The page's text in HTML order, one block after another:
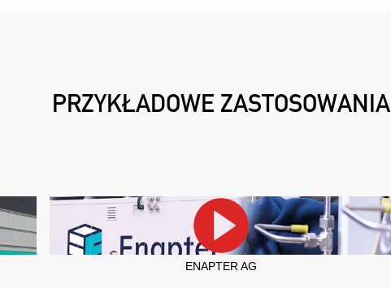
PRZYKŁADOWE ZASTOSOWANIA
ENAPTER AG